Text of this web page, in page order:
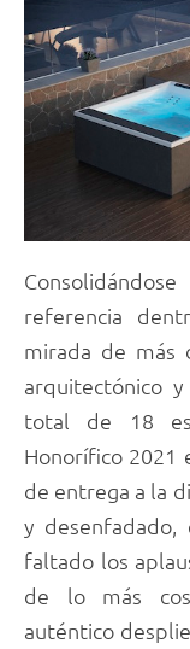
referencia
mirada de más
arquitectónico
total de 18
Honorífico 2021
de entrega a la
y
faltado los
de lo más
auténtico